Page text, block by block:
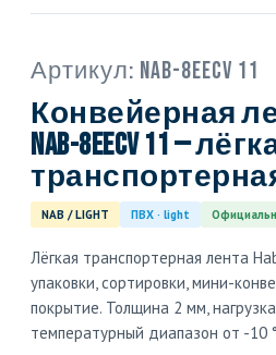
Артикул: NAB-8EECV 11
Конвейерная
NAB-8EECV 11 —
NAB / LIGHT ПВХ · light
Лёгкая транспортерная лента
упаковки, сортировки, мини-
покрытие. Толщина 2 мм,
температурный диапазон от -10